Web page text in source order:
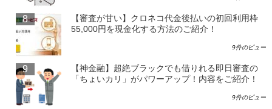
【審査が甘い】クロネコ代金後払いの初回利用枠
55,000円を現金化する方法のご紹介！
9件のビュー
【神金融】超絶ブラックでも借りれる即日審査の
「ちょいカリ」がパワーアップ！内容をご紹介！
9件のビュー